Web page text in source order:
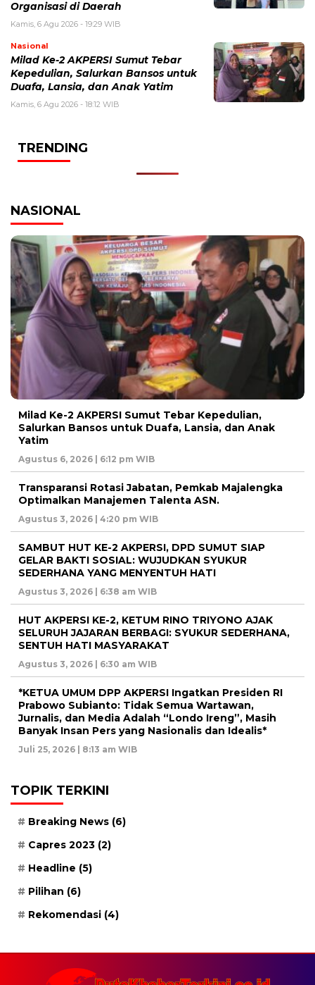
Organisasi di Daerah
Kamis, 6 Agu 2026 - 19:29 WIB
Nasional
Milad Ke-2 AKPERSI Sumut Tebar
Kepedulian, Salurkan Bansos untuk
Duafa, Lansia, dan Anak Yatim
Kamis, 6 Agu 2026 - 18:12 WIB
TRENDING
NASIONAL
Milad Ke-2 AKPERSI Sumut Tebar Kepedulian,
Salurkan Bansos untuk Duafa, Lansia, dan Anak
Yatim
Agustus 6, 2026 | 6:12 pm WIB
Transparansi Rotasi Jabatan, Pemkab Majalengka
Optimalkan Manajemen Talenta ASN.
Agustus 3, 2026 | 4:20 pm WIB
SAMBUT HUT KE-2 AKPERSI, DPD SUMUT SIAP
GELAR BAKTI SOSIAL: WUJUDKAN SYUKUR
SEDERHANA YANG MENYENTUH HATI
Agustus 3, 2026 | 6:38 am WIB
HUT AKPERSI KE-2, KETUM RINO TRIYONO AJAK
SELURUH JAJARAN BERBAGI: SYUKUR SEDERHANA,
SENTUH HATI MASYARAKAT
Agustus 3, 2026 | 6:30 am WIB
*KETUA UMUM DPP AKPERSI Ingatkan Presiden RI
Prabowo Subianto: Tidak Semua Wartawan,
Jurnalis, dan Media Adalah “Londo Ireng”, Masih
Banyak Insan Pers yang Nasionalis dan Idealis*
Juli 25, 2026 | 8:13 am WIB
TOPIK TERKINI
Breaking News (6)
Capres 2023 (2)
Headline (5)
Pilihan (6)
Rekomendasi (4)